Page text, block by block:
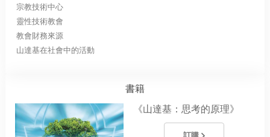
宗教技術中心
靈性技術教會
教會財務來源
山達基在社會中的活動
書籍
《山達基：思考的原理》